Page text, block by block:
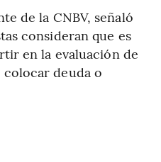
de la CNBV, señaló
consideran que es
en la evaluación de
deuda o